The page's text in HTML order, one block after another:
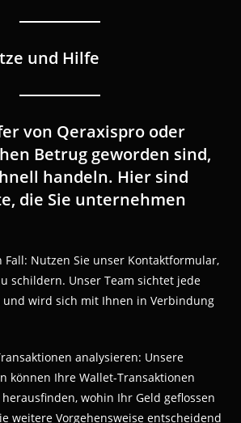
und Hilfe
von Qeraxispro oder
Betrug geworden sind,
handeln. Hier sind
die Sie unternehmen
Fall: Nutzen Sie unser Kontaktformular,
schildern. Unser Team sichtet jede
und wird sich mit Ihnen in Verbindung
analysieren: Unsere
können Ihre Wallet-Transaktionen
wohin Ihr Geld geflossen
weitere Vorgehensweise entscheidend